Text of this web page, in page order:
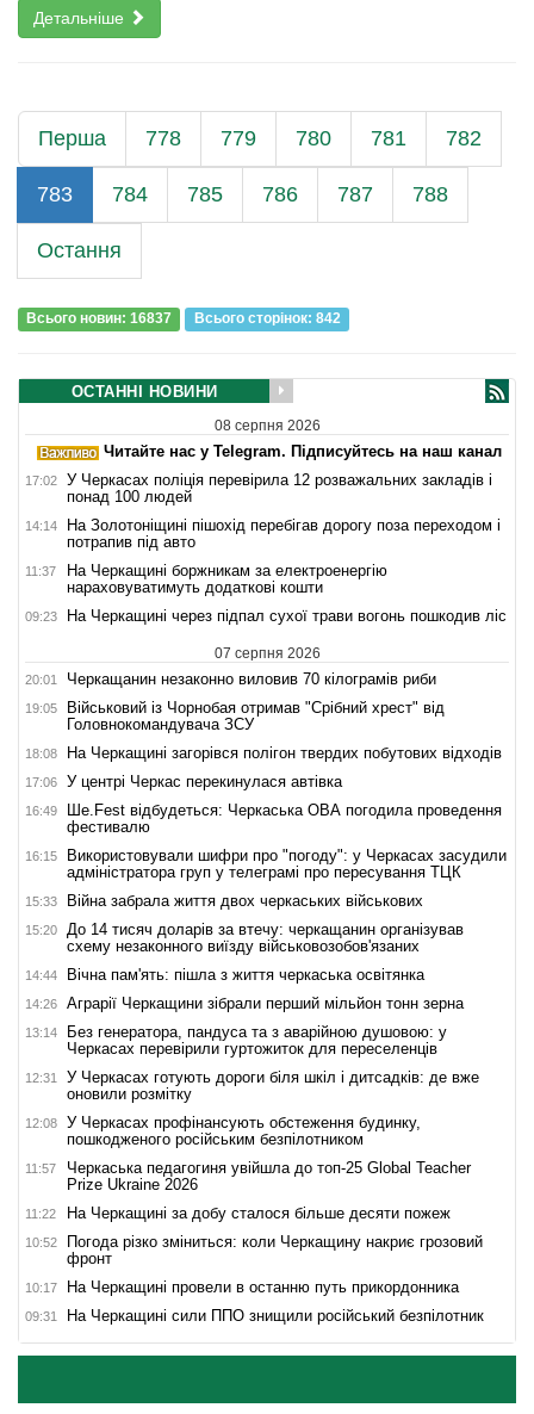
Детальніше
Перша 778 779 780 781 782
783 784 785 786 787 788
Остання
Всього новин: 16837 Всього сторiнок: 842
ОСТАННІ НОВИНИ
08 серпня 2026
Читайте нас у Telegram. Підписуйтесь на наш канал
17:02
У Черкасах поліція перевірила 12 розважальних закладів і
понад 100 людей
14:14
На Золотоніщині пішохід перебігав дорогу поза переходом і
потрапив під авто
11:37
На Черкащині боржникам за електроенергію
нараховуватимуть додаткові кошти
09:23 На Черкащині через підпал сухої трави вогонь пошкодив ліс
07 серпня 2026
20:01 Черкащанин незаконно виловив 70 кілограмів риби
19:05
Військовий із Чорнобая отримав "Срібний хрест" від
Головнокомандувача ЗСУ
18:08 На Черкащині загорівся полігон твердих побутових відходів
17:06 У центрі Черкас перекинулася автівка
16:49
Ше.Fest відбудеться: Черкаська ОВА погодила проведення
фестивалю
16:15
Використовували шифри про "погоду": у Черкасах засудили
адміністратора груп у телеграмі про пересування ТЦК
15:33 Війна забрала життя двох черкаських військових
15:20
До 14 тисяч доларів за втечу: черкащанин організував
схему незаконного виїзду військовозобов'язаних
14:44 Вічна пам'ять: пішла з життя черкаська освітянка
14:26 Аграрії Черкащини зібрали перший мільйон тонн зерна
13:14
Без генератора, пандуса та з аварійною душовою: у
Черкасах перевірили гуртожиток для переселенців
12:31
У Черкасах готують дороги біля шкіл і дитсадків: де вже
оновили розмітку
12:08
У Черкасах профінансують обстеження будинку,
пошкодженого російським безпілотником
11:57
Черкаська педагогиня увійшла до топ-25 Global Teacher
Prize Ukraine 2026
11:22 На Черкащині за добу сталося більше десяти пожеж
10:52
Погода різко зміниться: коли Черкащину накриє грозовий
фронт
10:17 На Черкащині провели в останню путь прикордонника
09:31 На Черкащині сили ППО знищили російський безпілотник